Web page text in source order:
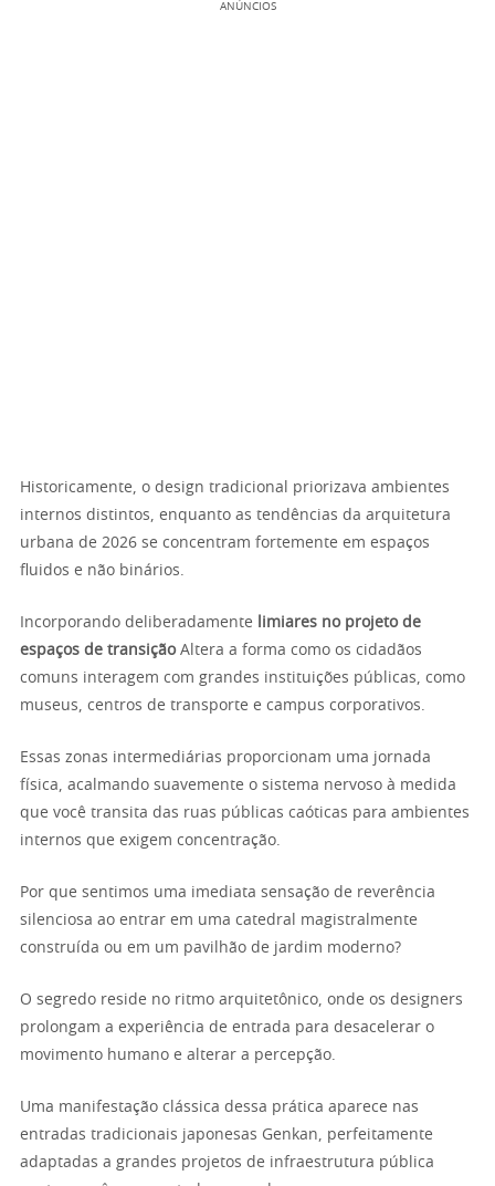
ANÚNCIOS
Historicamente, o design tradicional priorizava ambientes
internos distintos, enquanto as tendências da arquitetura
urbana de 2026 se concentram fortemente em espaços
fluidos e não binários.
Incorporando deliberadamente
limiares no projeto de
espaços de transiçãoAltera a forma como os cidadãos
comuns interagem com grandes instituições públicas, como
museus, centros de transporte e campus corporativos.
Essas zonas intermediárias proporcionam uma jornada
física, acalmando suavemente o sistema nervoso à medida
que você transita das ruas públicas caóticas para ambientes
internos que exigem concentração.
Por que sentimos uma imediata sensação de reverência
silenciosa ao entrar em uma catedral magistralmente
construída ou em um pavilhão de jardim moderno?
O segredo reside no ritmo arquitetônico, onde os designers
prolongam a experiência de entrada para desacelerar o
movimento humano e alterar a percepção.
Uma manifestação clássica dessa prática aparece nas
entradas tradicionais japonesas Genkan, perfeitamente
adaptadas a grandes projetos de infraestrutura pública